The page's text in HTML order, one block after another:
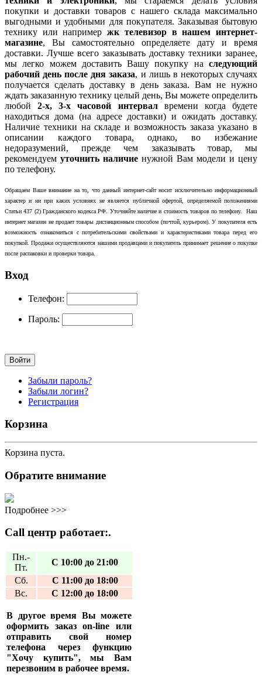
покупки и доставки товаров с нашего склада максимально
выгодными и удобными для покупателя. Заказывая бытовую
технику или напримержк телевизор в нашем интернет-
магазине, Вы самостоятельно определяете дату и время
доставки. Лучше всего заказывать доставку техники заранее,
мы легко можем доставить Вашу покупку на следующий
рабочий день после дня заказа, и лишь в некоторых случаях
получается сделать доставку в день заказа. Вам не нужно
ждать заказанную технику целый день, Вы можете определить
любой2-х, 3-х часовой интервалвремени когда будете
находиться дома (на адресе доставки) и ожидать доставку.
Наличие техники на складе и возможность заказа указано в
описании каждого товара, однако, во избежание
недоразумений, прежде чем заказывать товар, мы
рекомендуем уточнить наличие нужной Вам модели и цену
по телефону.
Обращаем Ваше внимание на то, что данный интернет-сайт носит исключительно информационный
характер и ни при каких условиях не является публичной офертой, определяемой положениями
Статьи 437 (2) Гражданского кодекса РФ. Уточняйте наличие и стоимость товаров по телефону. Наш
интернет магазин не продает товары дистанционным способом (почтой, курьером). У покупателя есть
возможность ознакомиться с потребительскими свойствами и характеристиками товара перед его
покупкой. Продажи осуществляются нашими продавцами и покупатель принимает решение о покупке
после распаковки и проверки товара.
Вход
Телефон:
Пароль:
Забыли пароль?
Забыли логин?
Регистрация
Корзина
Корзина пуста.
Обратите внимание
Подробнее >>>
Call центр работает:.
Пн.-
Пт.
С 10:00 до 21:00
Сб.
С 11:00 до 18:00
Вс.
С 12:00 до 18:00
В другое время Вы можете
оформить заказ on-line или
отправить свой номер
телефона через функцию
"Хочу купить", мы Вам
перезвоним в рабочее время.